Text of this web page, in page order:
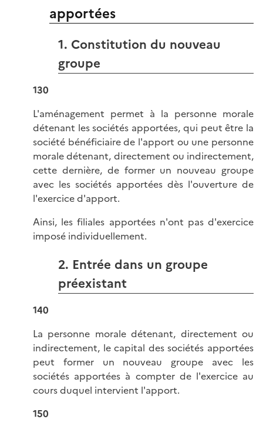
apportées
1. Constitution du nouveau
groupe
130
L'aménagement permet à la personne morale
détenant les sociétés apportées, qui peut être la
société bénéficiaire de l'apport ou une personne
morale détenant, directement ou indirectement,
cette dernière, de former un nouveau groupe
avec les sociétés apportées dès l'ouverture de
l'exercice d'apport.
Ainsi, les filiales apportées n'ont pas d'exercice
imposé individuellement.
2. Entrée dans un groupe
préexistant
140
La personne morale détenant, directement ou
indirectement, le capital des sociétés apportées
peut former un nouveau groupe avec les
sociétés apportées à compter de l'exercice au
cours duquel intervient l'apport.
150